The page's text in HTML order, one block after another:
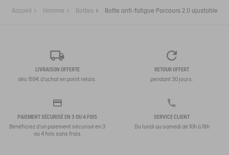
Accueil Homme Bottes Botte anti-fatigue Parcours 2.0 ajustable
LIVRAISON OFFERTE
dès 159€ d'achat en point relais.
RETOUR OFFERT
pendant 30 jours.
PAIEMENT SÉCURISÉ EN 3 OU 4 FOIS
Bénéficiez d'un paiement sécurisé en 3
ou 4 fois sans frais
SERVICE CLIENT
Du lundi au samedi de 10h à 18h